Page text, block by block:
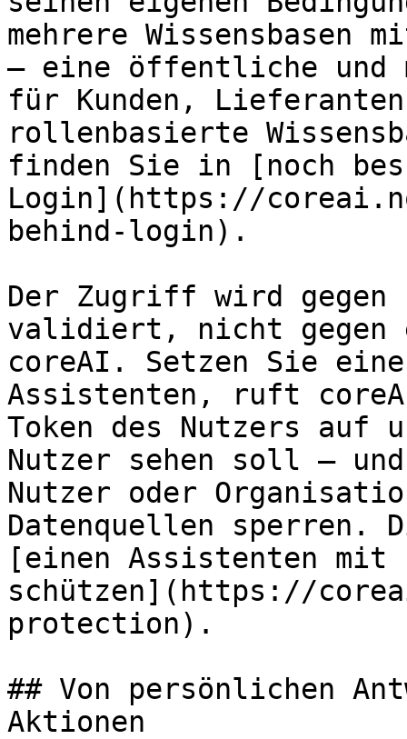
mehrere
– eine öffentliche und
für Kunden,
rollenbasierte
finden Sie in [noch
Login](https://
behind-login).
Der Zugriff wird gegen
validiert, nicht gegen
coreAI. Setzen Sie
Assistenten, ruft
Token des Nutzers auf
Nutzer sehen soll –
Nutzer oder
Datenquellen
[einen Assistenten mit
schützen](https://
protection).
## Von persönlichen
Aktionen